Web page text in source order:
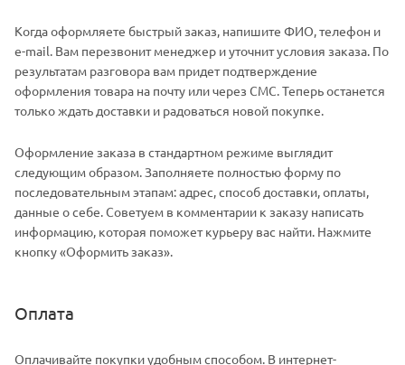
Когда оформляете быстрый заказ, напишите ФИО, телефон и
e-mail. Вам перезвонит менеджер и уточнит условия заказа. По
результатам разговора вам придет подтверждение
оформления товара на почту или через СМС. Теперь останется
только ждать доставки и радоваться новой покупке.
Оформление заказа в стандартном режиме выглядит
следующим образом. Заполняете полностью форму по
последовательным этапам: адрес, способ доставки, оплаты,
данные о себе. Советуем в комментарии к заказу написать
информацию, которая поможет курьеру вас найти. Нажмите
кнопку «Оформить заказ».
Оплата
Оплачивайте покупки удобным способом. В интернет-